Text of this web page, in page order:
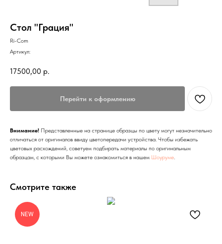
Стол "Грация"
Ri-Com
Артикул:
17500,00 р.
Перейти к оформлению
Внимание! Представленные на странице образцы по цвету могут незначительно
отличаться от оригиналов ввиду цветопередачи устройства. Чтобы избежать
цветовых расхождений, советуем подбирать материалы по оригинальным
образцам, с которыми Вы можете ознакомиться в нашем Шоуруме.
Смотрите также
NEW